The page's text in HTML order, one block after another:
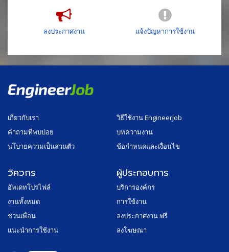
ลงประกาศงาน แจ้งปัญหาการใช้งาน
เกี่ยวกับเรา
คำถามที่พบบ่อย
นโบายความเป็นส่วนตัว
วิธีใช้งาน EngineerJob
บทความงาน
ข้อกำหนดและเงื่อนไข
วิศวกร
อัพเดทโปรไฟล์
งานทั้งหมด
ชวนเพื่อน
แนะนำการใช้งาน
ผู้ประกอบการ
บริการองค์กร
การใช้งาน
ลงประกาศงาน ฟรี
ลงโฆษณา